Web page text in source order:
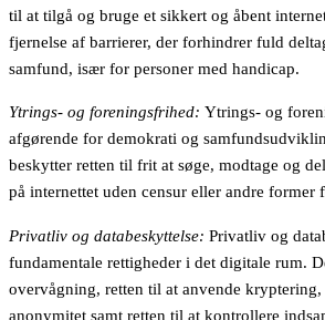
til at tilgå og bruge et sikkert og åbent
fjernelse af barrierer, der forhindrer fuld
samfund, især for personer med handicap.
Ytrings- og foreningsfrihed: Ytrings- og
afgørende for demokrati og
beskytter retten til frit at søge, modtage og
på internettet uden censur eller andre former
Privatliv og databeskyttelse: Privatliv og
fundamentale rettigheder i det digitale rum.
overvågning, retten til at anvende
anonymitet samt retten til at kontrollere